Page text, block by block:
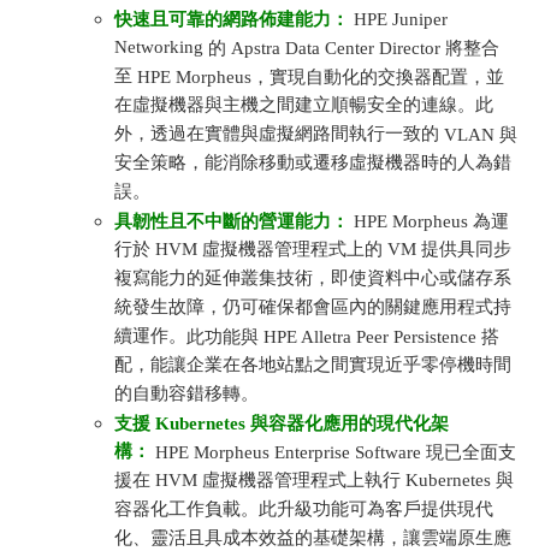
快速且可靠的網路佈建能力： HPE Juniper
Networking 的 Apstra Data Center Director 將整合
至 HPE Morpheus ，實現自動化的交換器配置，並
在虛擬機器與主機之間建立順暢安全的連線。此
外，透過在實體與虛擬網路間執行一致的 VLAN 與
安全策略，能消除移動或遷移虛擬機器時的人為錯
誤。
具韌性且不中斷的營運能力： HPE Morpheus 為運
行於 HVM 虛擬機器管理程式上的 VM 提供具同步
複寫能力的延伸叢集技術，即使資料中心或儲存系
統發生故障，仍可確保都會區內的關鍵應用程式持
續運作。 此功能與 HPE Alletra Peer Persistence 搭
配，能讓企業在各地站點之間實現近乎零停機時間
的自動容錯移轉。
支援 Kubernetes 與容器化應用的現代化架
構： HPE Morpheus Enterprise Software 現已全面支
援在 HVM 虛擬機器管理程式上執行 Kubernetes 與
容器化工作負載。此升級功能可為客戶提供現代
化、靈活且具成本效益的基礎架構，讓雲端原生應